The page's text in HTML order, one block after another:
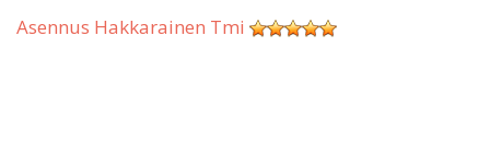
Asennus Hakkarainen Tmi